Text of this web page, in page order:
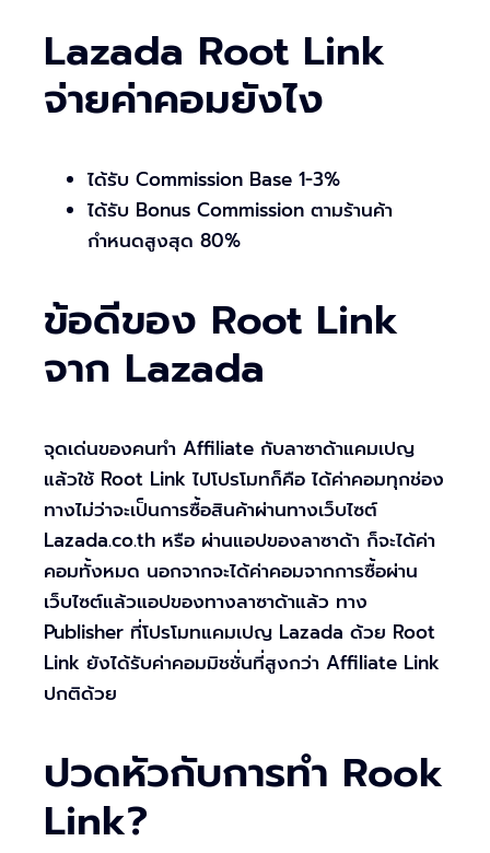
Lazada Root Link
จ่ายค่าคอมยังไง
ได้รับ Commission Base 1-3%
ได้รับ Bonus Commission ตามร้านค้า
กำหนดสูงสุด 80%
ข้อดีของ Root Link
จาก Lazada
จุดเด่นของคนทำ Affiliate กับลาซาด้าแคมเปญ
แล้วใช้ Root Link ไปโปรโมทก็คือ ได้ค่าคอมทุกช่อง
ทางไม่ว่าจะเป็นการซื้อสินค้าผ่านทางเว็บไซต์
Lazada.co.th หรือ ผ่านแอปของลาซาด้า ก็จะได้ค่า
คอมทั้งหมด นอกจากจะได้ค่าคอมจากการซื้อผ่าน
เว็บไซต์แล้วแอปของทางลาซาด้าแล้ว ทาง
Publisher ที่โปรโมทแคมเปญ Lazada ด้วย Root
Link ยังได้รับค่าคอมมิชชั่นที่สูงกว่า Affiliate Link
ปกติด้วย
ปวดหัวกับการทำ Rook
Link?